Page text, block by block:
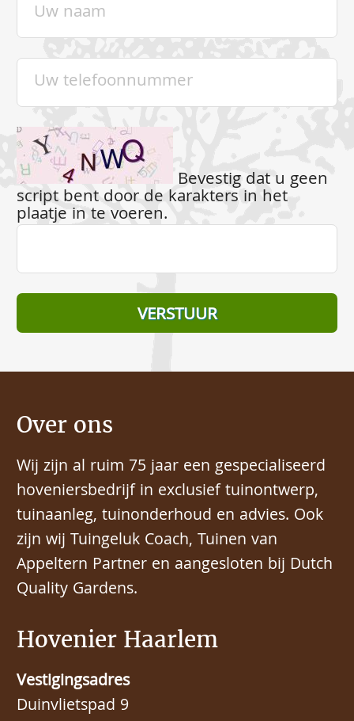
Bevestig dat u geen
script bent door de karakters in het
plaatje in te voeren.
Hovenier Haarlem
Vestigingsadres
Duinvlietspad 9
Over ons
Wij zijn al ruim 75 jaar een gespecialiseerd
hoveniersbedrijf in exclusief tuinontwerp,
tuinaanleg, tuinonderhoud en advies. Ook
zijn wij Tuingeluk Coach, Tuinen van
Appeltern Partner en aangesloten bij Dutch
Quality Gardens.